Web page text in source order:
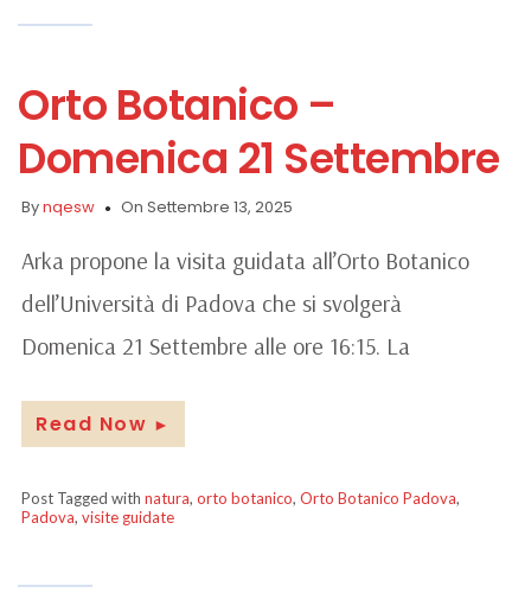
Orto Botanico –
Domenica 21 Settembre
Bynqesw On Settembre 13, 2025
Arka propone la visita guidata all’Orto Botanico
dell’Università di Padova che si svolgerà
Domenica 21 Settembre alle ore 16:15. La
Read Now ►
Post Tagged with natura, orto botanico, Orto Botanico Padova,
Padova, visite guidate